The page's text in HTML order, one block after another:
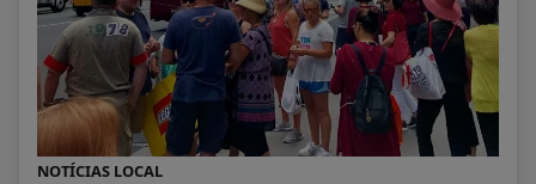
NOTÍCIAS LOCAL